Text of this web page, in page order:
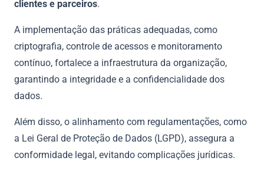
clientes e parceiros.
A implementação das práticas adequadas, como
criptografia, controle de acessos e monitoramento
contínuo, fortalece a infraestrutura da organização,
garantindo a integridade e a confidencialidade dos
dados.
Além disso, o alinhamento com regulamentações, como
a Lei Geral de Proteção de Dados (LGPD), assegura a
conformidade legal, evitando complicações jurídicas.